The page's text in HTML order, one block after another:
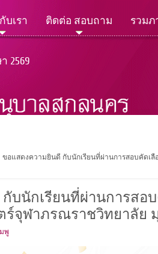
บเรา ติดต่อ สอบถาม รวมภ
2569
ขอแสดงความยินดี กับนักเรียนที่ผ่านการสอบคัดเ
บนักเรียนที่ผ่านการสอ
ร์จุฬาภรณราชวิทยาลัย
พู